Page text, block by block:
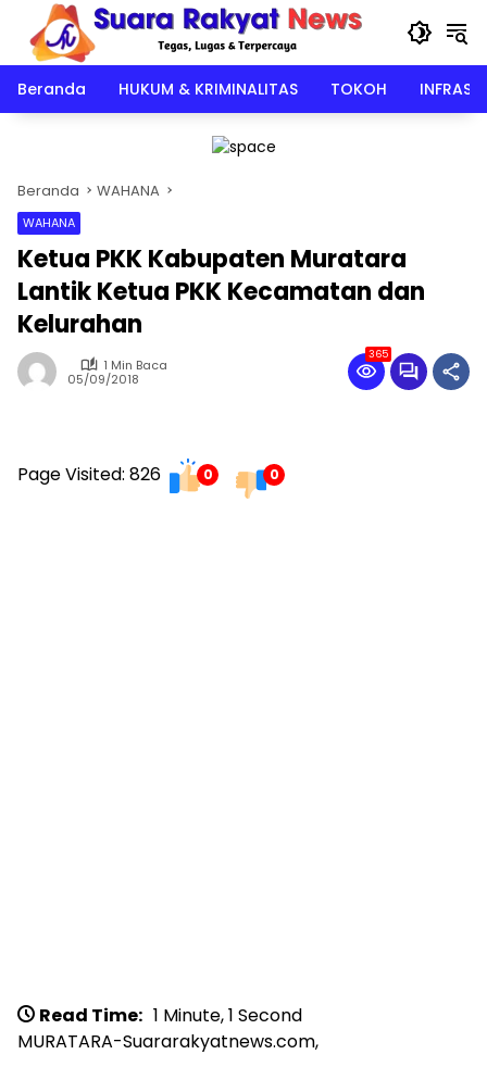
Langsung
konten
Beranda
HUKUM & KRIMINALITAS TOKOH
Beranda WAHANA
WAHANA
Ketua PKK Kabupaten Muratara
Lantik Ketua PKK Kecamatan dan
Kelurahan
1 Min Baca
05/09/2018
365
Page Visited: 826 0 0
Read Time: 1 Minute, 1 Second
MURATARA-Suararakyatnews.com,